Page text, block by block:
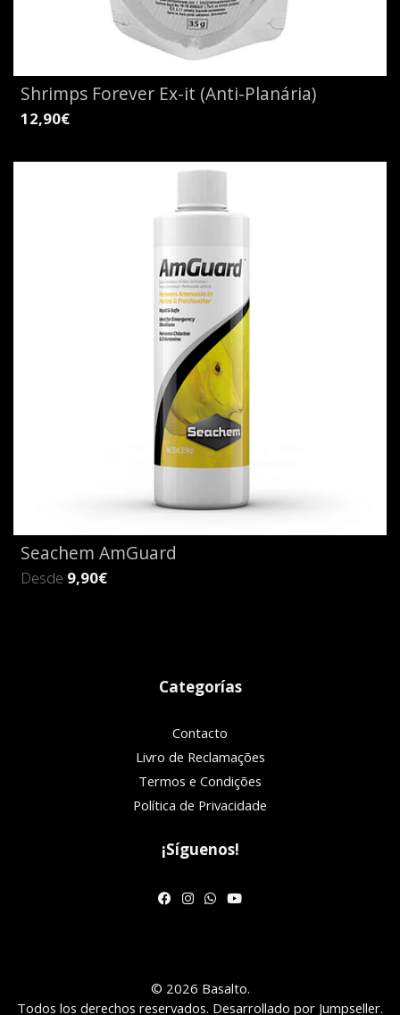
Shrimps Forever Ex-it (Anti-Planária)
12,90€
Seachem AmGuard
Desde 9,90€
Categorías
Contacto
Livro de Reclamações
Termos e Condições
Política de Privacidade
¡Síguenos!
© 2026 Basalto.
Todos los derechos reservados. Desarrollado por Jumpseller.